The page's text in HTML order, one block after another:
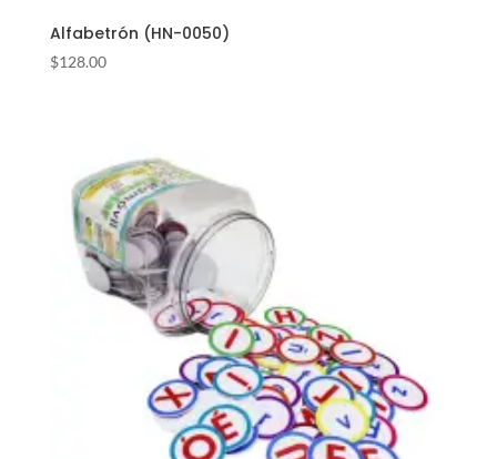
Alfabetrón (HN-0050)
$128.00